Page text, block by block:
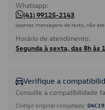
Whatsapp:
(41) 99125-2143
(apenas mensagens de texto, não
Horário de atendimento:
Segunda à sexta, das 8h às
Verifique a
Consulte a compatibilidade
Código original consultado: